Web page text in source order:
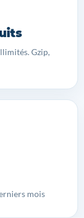
Gzip,
mois